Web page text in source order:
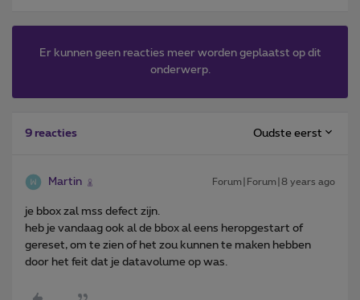
Er kunnen geen reacties meer worden geplaatst op dit
onderwerp.
9 reacties Oudste eerst
Martin Forum|Forum|8 years ago
je bbox zal mss defect zijn.
heb je vandaag ook al de bbox al eens heropgestart of
gereset, om te zien of het zou kunnen te maken hebben
door het feit dat je datavolume op was.